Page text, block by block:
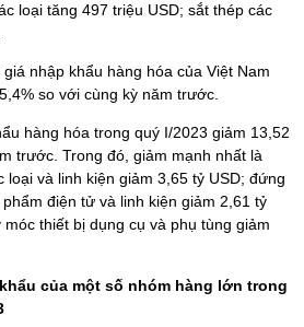
loại tăng 497 triệu USD; sắt thép các
nhập khẩu hàng hóa của Việt Nam
so với cùng kỳ năm trước.
hàng hóa trong quý I/2023 giảm 13,52
trước. Trong đó, giảm mạnh nhất là
loại và linh kiện giảm 3,65 tỷ USD; đứng
điện tử và linh kiện giảm 2,61 tỷ
thiết bị dụng cụ và phụ tùng giảm
của một số nhóm hàng lớn trong